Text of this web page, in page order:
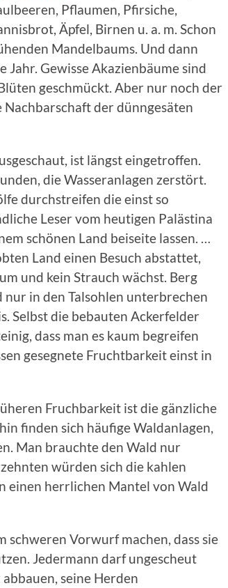
Pflaumen, Pfirsiche,
Äpfel, Birnen u. a. m. Schon
Mandelbaums. Und dann
Jahr. Gewisse Akazienbäume sind
geschmückt. Aber nur noch der
der dünngesäten
ist längst eingetroffen.
die Wasseranlagen zerstört.
durchstreifen die einst so
Leser vom heutigen Palästina
schönen Land beiseite lassen. …
Land einen Besuch abstattet,
und kein Strauch wächst. Berg
nur in den Talsohlen unterbrechen
Selbst die bebauten Ackerfelder
dass man es kaum begreifen
gesegnete Fruchtbarkeit einst in
Fruchbarkeit ist die gänzliche
finden sich häufige Waldanlagen,
Man brauchte den Wald nur
würden sich die kahlen
einen herrlichen Mantel von Wald
schweren Vorwurf machen, dass sie
Jedermann darf ungescheut
seine Herden